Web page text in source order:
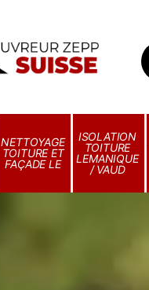
NETTOYAGE
TOITURE ET
FAÇADE LE
ISOLATION
TOITURE
LEMANIQUE
/ VAUD